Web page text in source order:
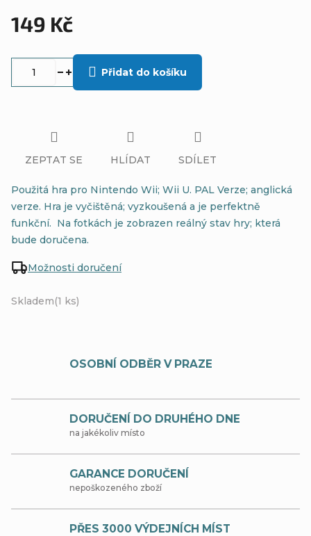
149 Kč
Skladem(1 ks)
Možnosti doručení
Přidat do košíku
Použitá hra pro Nintendo Wii; Wii U. PAL Verze; anglická
verze. Hra je vyčištěná; vyzkoušená a je perfektně
funkční. Na fotkách je zobrazen reálný stav hry; která
bude doručena.
ZEPTAT SE HLÍDAT SDÍLET
OSOBNÍ ODBĚR V PRAZE
DORUČENÍ DO DRUHÉHO DNE
na jakékoliv místo
GARANCE DORUČENÍ
nepoškozeného zboží
PŘES 3000 VÝDEJNÍCH MÍST